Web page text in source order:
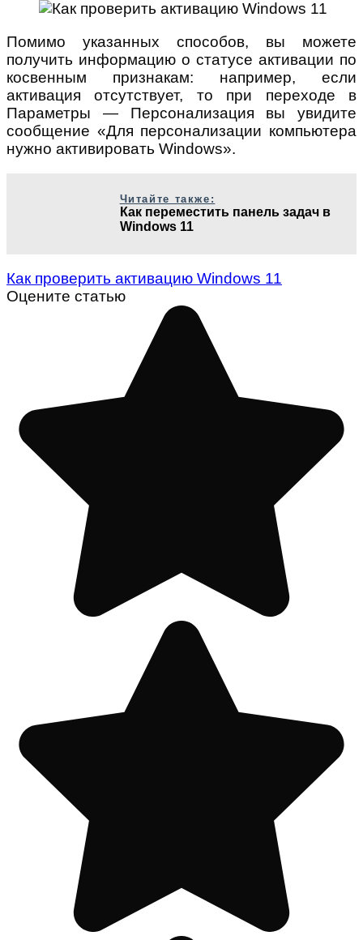
Помимо указанных способов, вы можете
получить информацию о статусе активации по
косвенным признакам: например, если
активация отсутствует, то при переходе в
Параметры — Персонализация вы увидите
сообщение «Для персонализации компьютера
нужно активировать Windows».
Читайте также:
Как переместить панель задач в
Windows 11
Как проверить активацию Windows 11
Оцените статью